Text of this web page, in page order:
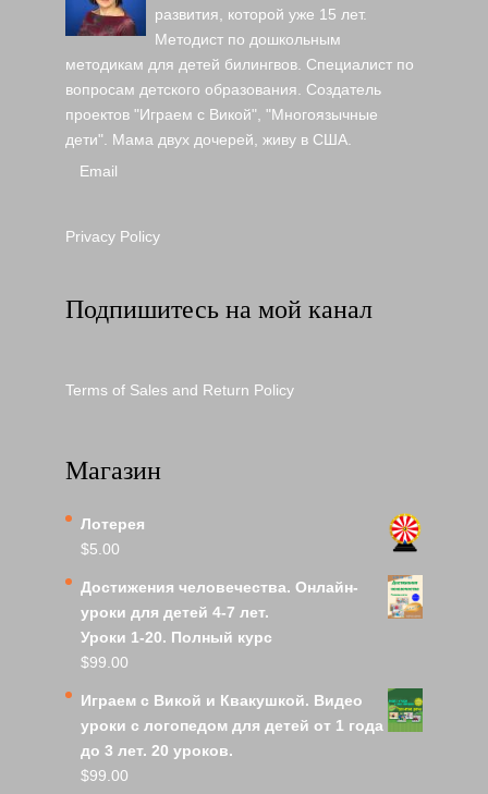
развития, которой уже 15 лет.
Методист по дошкольным
методикам для детей билингвов. Специалист по
вопросам детского образования. Создатель
проектов "Играем с Викой", "Многоязычные
дети". Мама двух дочерей, живу в США.
Email
Privacy Policy
Подпишитесь на мой канал
Terms of Sales and Return Policy
Магазин
Лотерея
$5.00
Достижения человечества. Онлайн-
уроки для детей 4-7 лет.
Уроки 1-20. Полный курс
$99.00
Играем с Викой и Квакушкой. Видео
уроки с логопедом для детей от 1 года
до 3 лет. 20 уроков.
$99.00